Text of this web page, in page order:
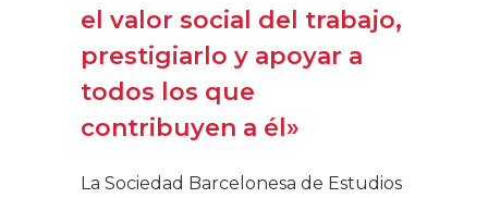
el valor social del trabajo,
prestigiarlo y apoyar a
todos los que
contribuyen a él»
La Sociedad Barcelonesa de Estudios